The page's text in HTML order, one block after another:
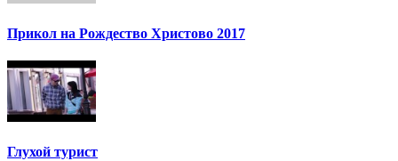
Прикол на Рождество Христово 2017
Глухой турист